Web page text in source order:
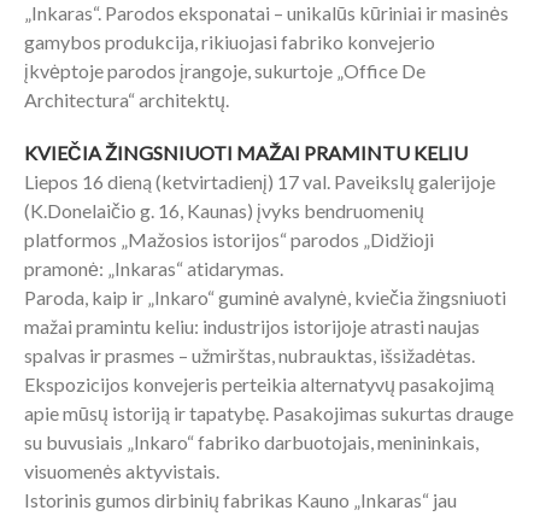
„Inkaras“. Parodos eksponatai – unikalūs kūriniai ir masinės
gamybos produkcija, rikiuojasi fabriko konvejerio
įkvėptoje parodos įrangoje, sukurtoje „Office De
Architectura“ architektų.
KVIEČIA ŽINGSNIUOTI MAŽAI PRAMINTU KELIU
Liepos 16 dieną (ketvirtadienį) 17 val. Paveikslų galerijoje
(K.Donelaičio g. 16, Kaunas) įvyks bendruomenių
platformos „Mažosios istorijos“ parodos „Didžioji
pramonė: „Inkaras“ atidarymas.
Paroda, kaip ir „Inkaro“ guminė avalynė, kviečia žingsniuoti
mažai pramintu keliu: industrijos istorijoje atrasti naujas
spalvas ir prasmes – užmirštas, nubrauktas, išsižadėtas.
Ekspozicijos konvejeris perteikia alternatyvų pasakojimą
apie mūsų istoriją ir tapatybę. Pasakojimas sukurtas drauge
su buvusiais „Inkaro“ fabriko darbuotojais, menininkais,
visuomenės aktyvistais.
Istorinis gumos dirbinių fabrikas Kauno „Inkaras“ jau